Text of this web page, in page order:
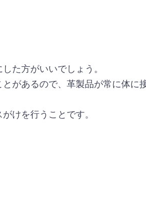
た方がいいでしょう。
があるので、革製品が常に体に
けを行うことです。